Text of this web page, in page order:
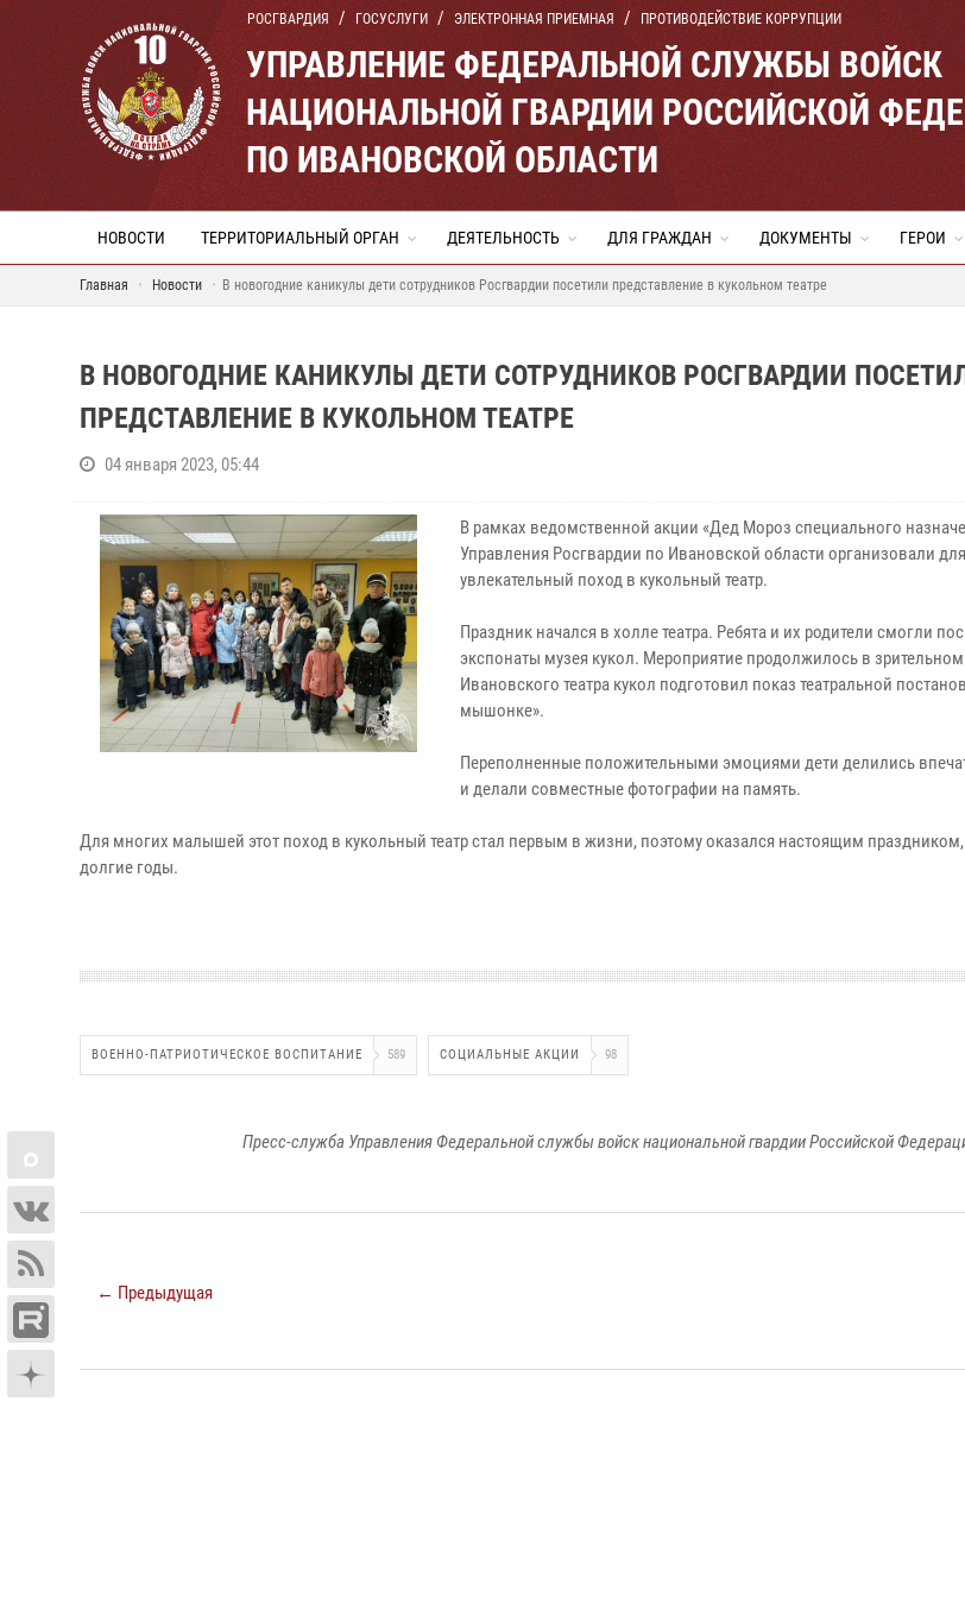
РОСГВАРДИЯ ГОСУСЛУГИ ЭЛЕКТРОННАЯ ПРИЕМНАЯ ПРОТИВОДЕЙСТВИЕ КОРРУПЦИИ
УПРАВЛЕНИЕ ФЕДЕРАЛЬНОЙ СЛУЖБЫ ВОЙСК
НАЦИОНАЛЬНОЙ ГВАРДИИ РОССИЙСКОЙ
ПО ИВАНОВСКОЙ ОБЛАСТИ
НОВОСТИ ТЕРРИТОРИАЛЬНЫЙ ОРГАН ДЕЯТЕЛЬНОСТЬ ДЛЯ ГРАЖДАН ДОКУМЕНТЫ ГЕРОИ
Главная Новости В новогодние каникулы дети сотрудников Росгвардии посетили представление в кукольном театре
В НОВОГОДНИЕ КАНИКУЛЫ ДЕТИ СОТРУДНИКОВ РОСГВАРДИИ
ПРЕДСТАВЛЕНИЕ В КУКОЛЬНОМ ТЕАТРЕ
04 января 2023, 05:44
В рамках ведомственной акции «Дед Мороз специального
Управления Росгвардии по Ивановской области организовали
увлекательный поход в кукольный театр.
Праздник начался в холле театра. Ребята и их родители смогли
экспонаты музея кукол. Мероприятие продолжилось в зрительном
Ивановского театра кукол подготовил показ театральной
мышонке».
Переполненные положительными эмоциями дети делились
и делали совместные фотографии на память.
Для многих малышей этот поход в кукольный театр стал первым в жизни, поэтому оказался настоящим
долгие годы.
ВОЕННО-ПАТРИОТИЧЕСКОЕ ВОСПИТАНИЕ 589 СОЦИАЛЬНЫЕ АКЦИИ 98
Пресс-служба Управления Федеральной службы войск национальной гвардии Российской
← Предыдущая